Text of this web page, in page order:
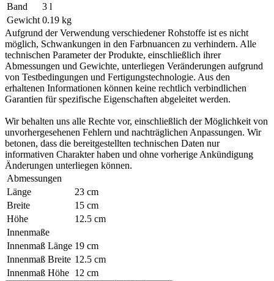
Band
3 l
Gewicht 0.19 kg
Aufgrund der Verwendung verschiedener Rohstoffe ist es nicht
möglich, Schwankungen in den Farbnuancen zu verhindern. Alle
technischen Parameter der Produkte, einschließlich ihrer
Abmessungen und Gewichte, unterliegen Veränderungen aufgrund
von Testbedingungen und Fertigungstechnologie. Aus den
erhaltenen Informationen können keine rechtlich verbindlichen
Garantien für spezifische Eigenschaften abgeleitet werden.
Wir behalten uns alle Rechte vor, einschließlich der Möglichkeit von
unvorhergesehenen Fehlern und nachträglichen Anpassungen. Wir
betonen, dass die bereitgestellten technischen Daten nur
informativen Charakter haben und ohne vorherige Ankündigung
Änderungen unterliegen können.
Abmessungen
Länge
23 cm
Breite
15 cm
Höhe
12.5 cm
Innenmaße
Innenmaß Länge 19 cm
Innenmaß Breite 12.5 cm
Innenmaß Höhe 12 cm